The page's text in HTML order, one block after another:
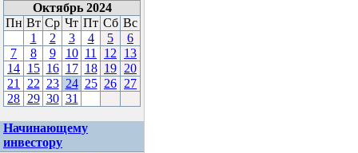
Октябрь 2024
Пн Вт Ср Чт Пт Сб Вс
1
2 3 4 5
6
7
8 9 10 11 12
13
14 15 16 17 18 19 20
21
22 23 24 25 26 27
28 29 30 31
Начинающему
инвестору